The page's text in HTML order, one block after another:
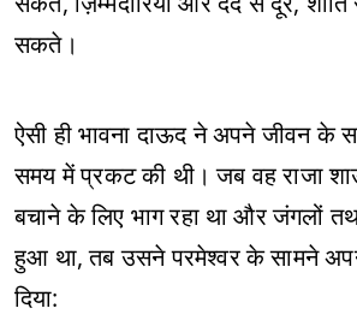
सकते।
ऐसी ही भावना दाऊद ने अपने जीवन के
समय में प्रकट की थी। जब वह राजा
बचाने के लिए भाग रहा था और जंगलों
हुआ था, तब उसने परमेश्वर के सामने
दिया: